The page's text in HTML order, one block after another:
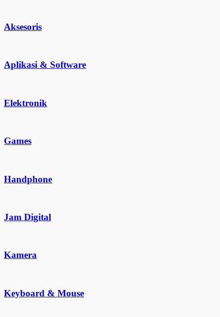
Aksesoris
Aplikasi & Software
Elektronik
Games
Handphone
Jam Digital
Kamera
Keyboard & Mouse